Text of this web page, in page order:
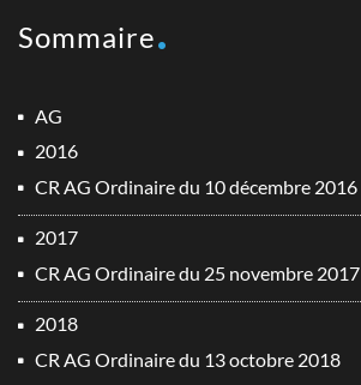
Sommaire
AG
2016
CR AG Ordinaire du 10 décembre 2016
2017
CR AG Ordinaire du 25 novembre 2017
2018
CR AG Ordinaire du 13 octobre 2018